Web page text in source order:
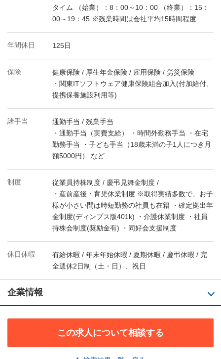
タイム （始業）：8：00～10：00 （終業）：15：
00～19：45 ※残業時間は会社平均15時間程度
年間休日 125日
保険
健康保険 / 厚生年金保険 / 雇用保険 / 労災保険
・関東ITソフトウェア健康保険組合加入(付加給付、
提携保養施設利用等)
諸手当
通勤手当 / 残業手当
・通勤手当（実費支給） ・時間外勤務手当 ・在宅
勤務手当 ・子ども手当（18歳未満の子1人につき月
額5000円） など
制度
従業員持株制度 / 慶弔見舞金制度 /
・産前産後・育児休業制度 ※取得実績多数で、お子
様が小さい間は時短勤務の社員も在籍 ・確定拠出年
金制度(ディンプス版401k) ・介護休業制度 ・社員
持株会制度(奨励金有) ・同好会支援制度
休日休暇
有給休暇 / 年末年始休暇 / 夏期休暇 / 慶弔休暇 / 完
全週休2日制（土・日）、祝日
企業情報
この求人について相談する